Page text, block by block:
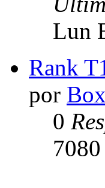
Lun
Rank
por
0
7080